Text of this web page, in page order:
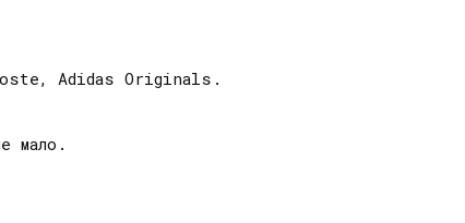
Adidas Originals.
мало.